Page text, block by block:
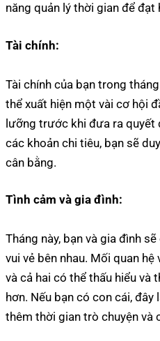
năng quản lý thời gian để đạt
Tài chính:
Tài chính của bạn trong
thể xuất hiện một vài cơ hội
lưỡng trước khi đưa ra quyết
các khoản chi tiêu, bạn sẽ
cân bằng.
Tình cảm và gia đình:
Tháng này, bạn và gia đình
vui vẻ bên nhau. Mối quan
và cả hai có thể thấu hiểu và
hơn. Nếu bạn có con cái,
thêm thời gian trò chuyện và